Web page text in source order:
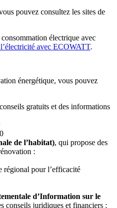
pouvez consultez les sites de
électrique avec
avec ECOWATT.
énergétique, vous pouvez
gratuits et des informations
de l’habitat), qui propose des
:
régional pour l’efficacité
d’Information sur le
conseils juridiques et financiers :